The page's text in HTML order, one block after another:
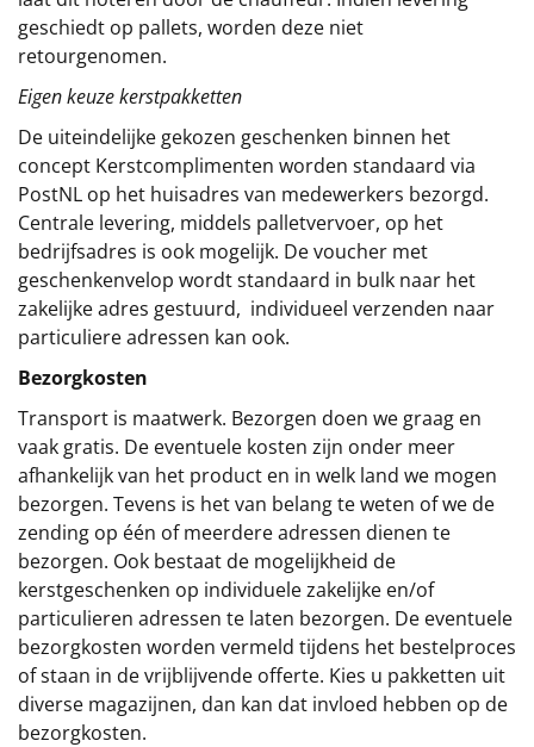
geschiedt op pallets, worden deze niet
retourgenomen.
Eigen keuze kerstpakketten
De uiteindelijke gekozen geschenken binnen het
concept Kerstcomplimenten worden standaard via
PostNL op het huisadres van medewerkers bezorgd.
Centrale levering, middels palletvervoer, op het
bedrijfsadres is ook mogelijk. De voucher met
geschenkenvelop wordt standaard in bulk naar het
zakelijke adres gestuurd, individueel verzenden naar
particuliere adressen kan ook.
Bezorgkosten
Transport is maatwerk. Bezorgen doen we graag en
vaak gratis. De eventuele kosten zijn onder meer
afhankelijk van het product en in welk land we mogen
bezorgen. Tevens is het van belang te weten of we de
zending op één of meerdere adressen dienen te
bezorgen. Ook bestaat de mogelijkheid de
kerstgeschenken op individuele zakelijke en/of
particulieren adressen te laten bezorgen. De eventuele
bezorgkosten worden vermeld tijdens het bestelproces
of staan in de vrijblijvende offerte. Kies u pakketten uit
diverse magazijnen, dan kan dat invloed hebben op de
bezorgkosten.